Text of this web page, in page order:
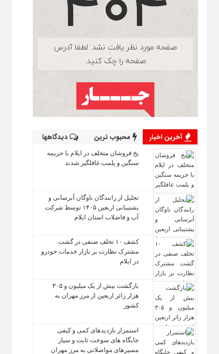
آخرین اخبار محبوب ترین دیدگاهها
یخ‌ فروشان متخلف در ایلام با جریمه
سنگین و پلمب غافلگیر شدند
تجلیل از رانندگان ناوگان آبرسانی و
پشتیبانی اربعین ۱۴۰۵ توسط شرکت
آب و فاضلاب استان ایلام
کشف ۱۰ تخلف صنفی در گشت
مشترک نظارت بر بازار خدمات خودرو
در ایلام
بازگشت بیش از یک میلیون و ۳۰۵
هزار زائر اربعین از مرز مهران به
کشور
استمرار بازدیدهای کمی و کیفی
جایگاه‌ های سوخت ثابت و سیار
مسیرهای مواصلاتی به مرز مهران